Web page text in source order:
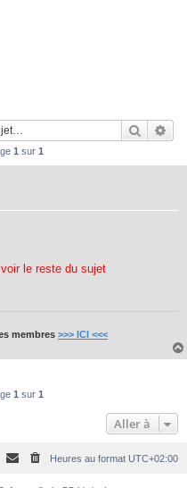
1 sur 1
le reste du sujet
membres >>> ICI <<<
1 sur 1
Aller à
Heures au format UTC+02:00